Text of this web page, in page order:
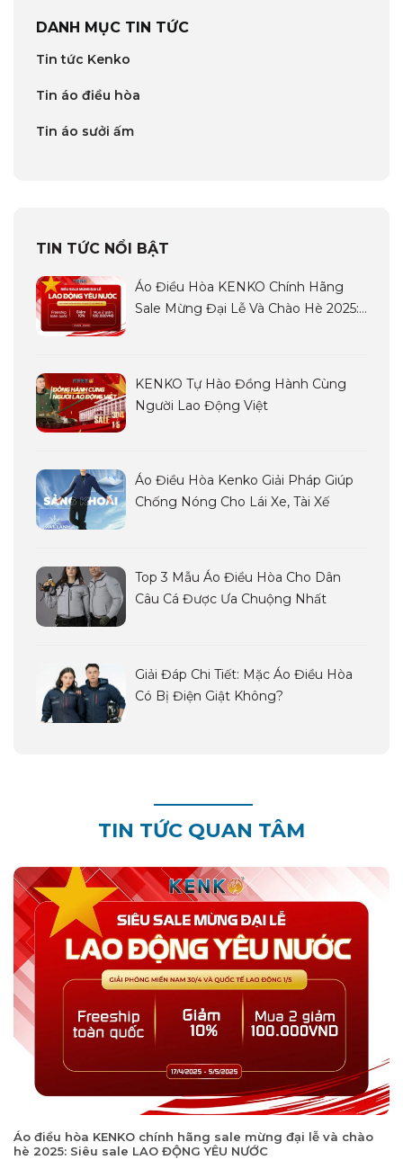
DANH MỤC TIN TỨC
Tin tức Kenko
Tin áo điều hòa
Tin áo sưởi ấm
TIN TỨC NỔI BẬT
Áo Điều Hòa KENKO Chính Hãng
Sale Mừng Đại Lễ Và Chào Hè 2025:
KENKO Tự Hào Đồng Hành Cùng
Người Lao Động Việt
Áo Điều Hòa Kenko Giải Pháp Giúp
Chống Nóng Cho Lái Xe, Tài Xế
Top 3 Mẫu Áo Điều Hòa Cho Dân
Câu Cá Được Ưa Chuộng Nhất
Giải Đáp Chi Tiết: Mặc Áo Điều Hòa
Có Bị Điện Giật Không?
TIN TỨC QUAN TÂM
Áo điều hòa KENKO chính hãng sale mừng đại lễ và chào
hè 2025: Siêu sale LAO ĐỘNG YÊU NƯỚC